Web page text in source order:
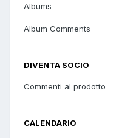
Albums
Album Comments
DIVENTA SOCIO
Commenti al prodotto
CALENDARIO